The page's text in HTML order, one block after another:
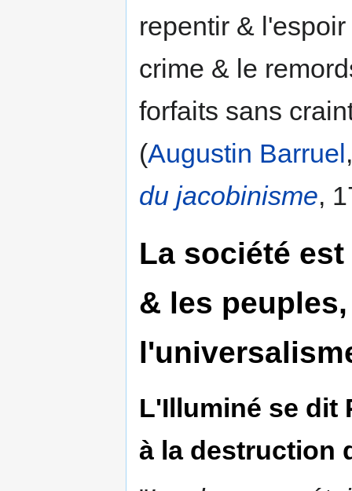
repentir &
crime & le
forfaits sans
(Augustin Barruel
du jacobinisme,
La société
& les
L'Illuminé se dit
à la destruction